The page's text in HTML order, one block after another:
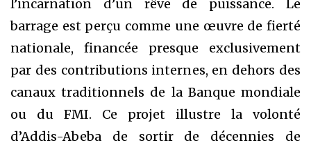
l’incarnation d’un rêve de puissance. Le
barrage est perçu comme une œuvre de fierté
nationale, financée presque exclusivement
par des contributions internes, en dehors des
canaux traditionnels de la Banque mondiale
ou du FMI. Ce projet illustre la volonté
d’Addis-Abeba de sortir de décennies de